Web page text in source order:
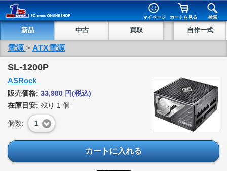
マイページ カートを見る 検索
新品 中古 買取 自作一式
電源 > ATX電源
SL-1200P
ASRock
販売価格: 33,980 円(税込)
在庫目安: 残り 1 個
個数: 1
カートに入れる